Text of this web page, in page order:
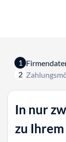
1
2
In nur
zu Ihrem